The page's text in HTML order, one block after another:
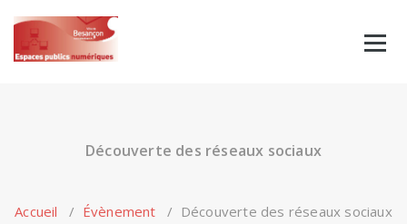
content
Découverte des réseaux sociaux
Accueil / Évènement / Découverte des réseaux sociaux